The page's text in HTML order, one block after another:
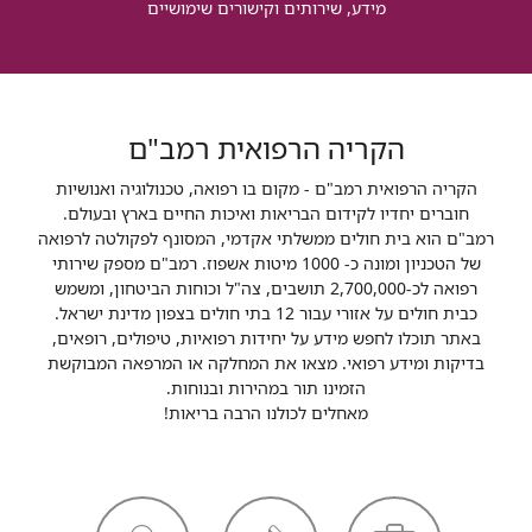
מידע, שירותים וקישורים שימושיים
הקריה הרפואית רמב"ם
הקריה הרפואית רמב"ם - מקום בו רפואה, טכנולוגיה ואנושיות
חוברים יחדיו לקידום הבריאות ואיכות החיים בארץ ובעולם.
רמב"ם הוא בית חולים ממשלתי אקדמי, המסונף לפקולטה לרפואה
של הטכניון ומונה כ- 1000 מיטות אשפוז. רמב"ם מספק שירותי
רפואה לכ-2,700,000 תושבים, צה"ל וכוחות הביטחון, ומשמש
כבית חולים על אזורי עבור 12 בתי חולים בצפון מדינת ישראל.
באתר תוכלו לחפש מידע על יחידות רפואיות, טיפולים, רופאים,
בדיקות ומידע רפואי. מצאו את המחלקה או המרפאה המבוקשת
הזמינו תור במהירות ובנוחות.
מאחלים לכולנו הרבה בריאות!